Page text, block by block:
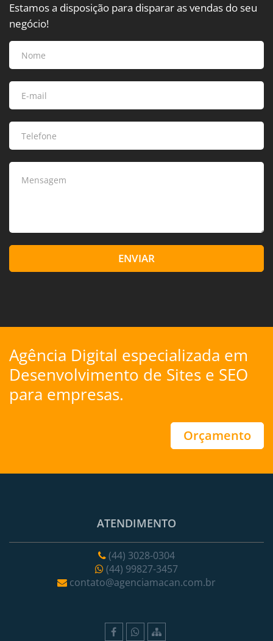
Estamos a disposição para disparar as vendas do seu
negócio!
ENVIAR
Agência Digital especializada em
Desenvolvimento de Sites e SEO
para empresas.
Orçamento
ATENDIMENTO
(44) 3028-0304
(44) 99827-3457
contato@agenciamacan.com.br